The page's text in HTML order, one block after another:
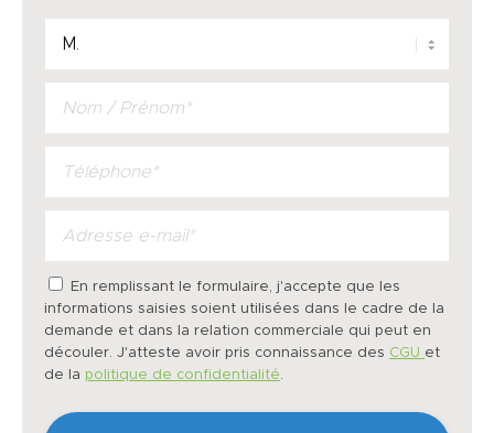
En remplissant le formulaire, j'accepte que les
informations saisies soient utilisées dans le cadre de la
demande et dans la relation commerciale qui peut en
découler. J'atteste avoir pris connaissance des CGU et
de la politique de confidentialité.